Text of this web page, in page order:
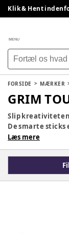
Klik & Hent
MENU
FORSIDE MÆRKER
GRIM
Slip
De smarte
uden duft og så
parabener.
kosmetik-
Læs mere